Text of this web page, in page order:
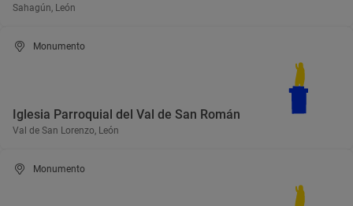
Sahagún, León
Monumento
Iglesia Parroquial del Val de San Román
Val de San Lorenzo, León
Monumento